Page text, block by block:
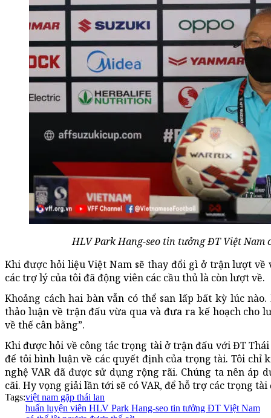
HLV Park Hang-seo tin tưởng ĐT Việt Nam
Khi được hỏi liệu Việt Nam sẽ thay đổi gì ở trận lượt về
các trợ lý của tôi đã động viên các cầu thủ là còn lượt về.
Khoảng cách hai bàn vẫn có thể san lấp bất kỳ lúc
thảo luận về trận đấu vừa qua và đưa ra kế hoạch cho
về thế cân bằng”.
Khi được hỏi về công tác trọng tài ở trận đấu với ĐT Thái
để tôi bình luận về các quyết định của trọng tài. Tôi chỉ
nghệ VAR đã được sử dụng rộng rãi. Chúng ta nên áp
cãi. Hy vọng giải lần tới sẽ có VAR, để hỗ trợ các trọng
Tags:việt nam gặp thái lan
huấn luyện viên HLV Park Hang-seo tin tưởng ĐT Việt Nam